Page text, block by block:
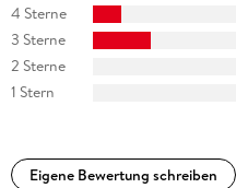
4 Sterne
3 Sterne
2 Sterne
1 Stern
Eigene Bewertung schreiben